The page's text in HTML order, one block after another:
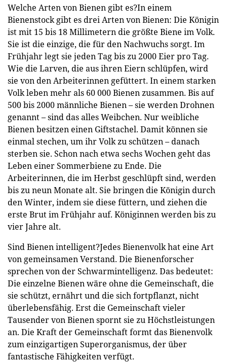
Welche Arten von Bienen gibt es?In einem
Bienenstock gibt es drei Arten von Bienen: Die Königin
ist mit 15 bis 18 Millimetern die größte Biene im Volk.
Sie ist die einzige, die für den Nachwuchs sorgt. Im
Frühjahr legt sie jeden Tag bis zu 2000 Eier pro Tag.
Wie die Larven, die aus ihren Eiern schlüpfen, wird
sie von den Arbeiterinnen gefüttert. In einem starken
Volk leben mehr als 60 000 Bienen zusammen. Bis auf
500 bis 2000 männliche Bienen – sie werden Drohnen
genannt – sind das alles Weibchen. Nur weibliche
Bienen besitzen einen Giftstachel. Damit können sie
einmal stechen, um ihr Volk zu schützen – danach
sterben sie. Schon nach etwa sechs Wochen geht das
Leben einer Sommerbiene zu Ende. Die
Arbeiterinnen, die im Herbst geschlüpft sind, werden
bis zu neun Monate alt. Sie bringen die Königin durch
den Winter, indem sie diese füttern, und ziehen die
erste Brut im Frühjahr auf. Königinnen werden bis zu
vier Jahre alt.
Sind Bienen intelligent?Jedes Bienenvolk hat eine Art
von gemeinsamen Verstand. Die Bienenforscher
sprechen von der Schwarmintelligenz. Das bedeutet:
Die einzelne Bienen wäre ohne die Gemeinschaft, die
sie schützt, ernährt und die sich fortpflanzt, nicht
überlebensfähig. Erst die Gemeinschaft vieler
Tausender von Bienen spornt sie zu Höchstleistungen
an. Die Kraft der Gemeinschaft formt das Bienenvolk
zum einzigartigen Superorganismus, der über
fantastische Fähigkeiten verfügt.